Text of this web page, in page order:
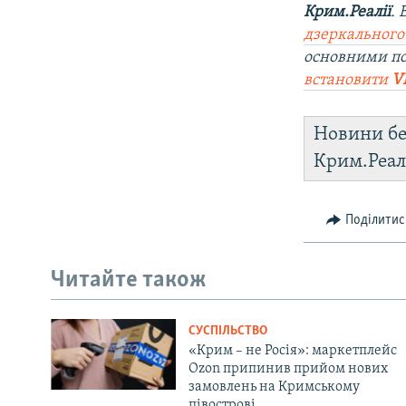
Крим.Реалії.
основними
встановити
Новини
Читайте також
СУСПІЛЬСТВО
«Крим – не Росія»: маркетплейс
Ozon припинив прийом нових
замовлень на Кримському